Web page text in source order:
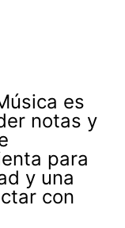
es
notas y
para
y una
con